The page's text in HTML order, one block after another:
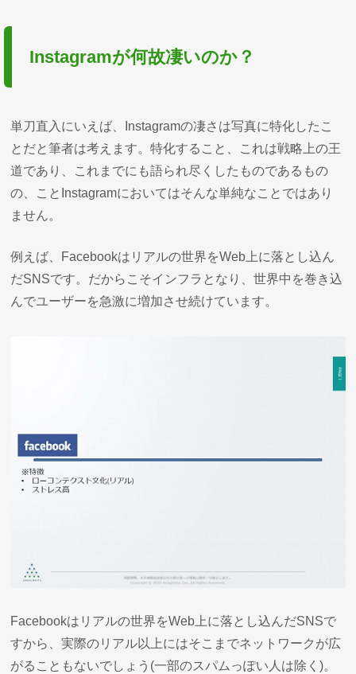
Instagramが何故凄いのか？
単刀直入にいえば、Instagramの凄さは写真に特化したこ
とだと筆者は考えます。特化すること、これは戦略上の王
道であり、これまでにも語られ尽くしたものであるもの
の、ことInstagramにおいてはそんな単純なことではあり
ません。
例えば、Facebookはリアルの世界をWeb上に落とし込ん
だSNSです。だからこそインフラとなり、世界中を巻き込
んでユーザーを急激に増加させ続けています。
Facebookはリアルの世界をWeb上に落とし込んだSNSで
すから、実際のリアル以上にはそこまでネットワークが広
がることもないでしょう(一部のスパムっぽい人は除く)。